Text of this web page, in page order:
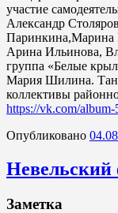
участие
Александр
Паринкина,Марина
Арина Ильинова,
группа «Белые
Мария Шилина.
коллективы
https://vk.com/
Опубликовано
Заметка